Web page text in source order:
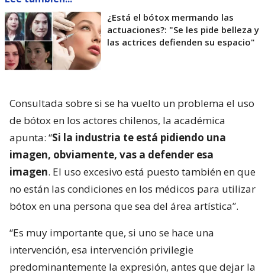
¿Está el bótox mermando las
actuaciones?: "Se les pide belleza y
las actrices defienden su espacio"
Consultada sobre si se ha vuelto un problema el uso
de bótox en los actores chilenos, la académica
apunta: “Si la industria te está pidiendo una
imagen, obviamente, vas a defender esa
imagen. El uso excesivo está puesto también en que
no están las condiciones en los médicos para utilizar
bótox en una persona que sea del área artística”.
“Es muy importante que, si uno se hace una
intervención, esa intervención privilegie
predominantemente la expresión, antes que dejar la